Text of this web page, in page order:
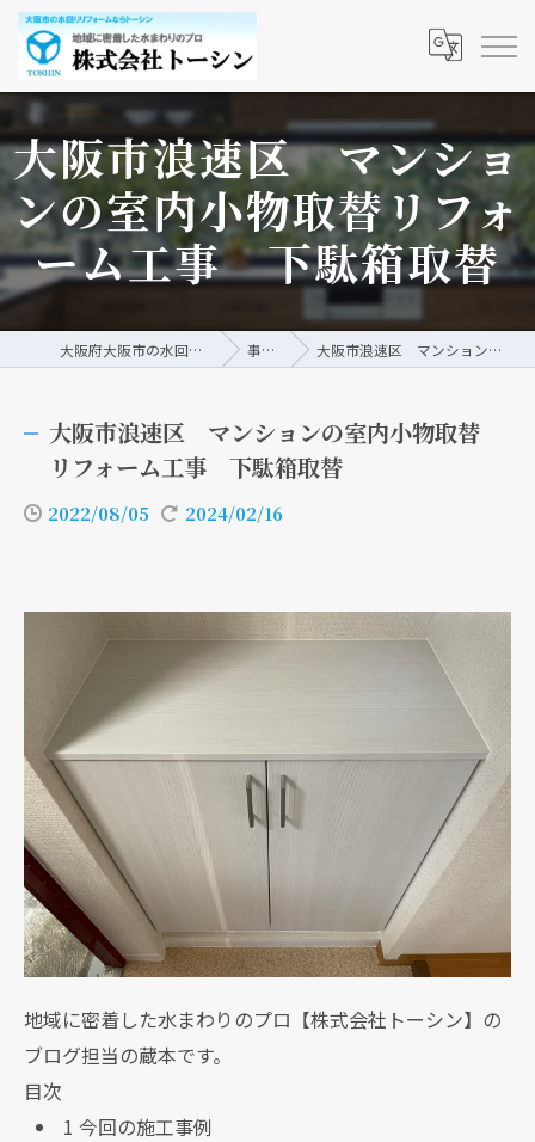
大阪市浪速区 マンショ
ンの室内小物取替リフォ
ーム工事 下駄箱取替
大阪府大阪市の水回りリフォームなら株式会社トーシン 事例/ブログ 大阪市浪速区 マンションの室内小物取替リフォーム工事 下駄箱取替
大阪市浪速区 マンションの室内小物取替
リフォーム工事 下駄箱取替
2022/08/05 2024/02/16
地域に密着した水まわりのプロ【株式会社トーシン】の
ブログ担当の蔵本です。
目次
1 今回の施工事例